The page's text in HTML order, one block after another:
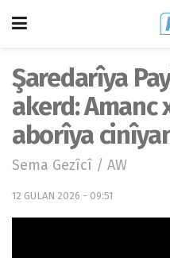
Şaredarîya
akerd: Amanc
aborîya
Sema Gezîcî / AW
12 GULAN 2026 - 09:51